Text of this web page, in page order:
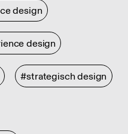
design
design
#strategisch design